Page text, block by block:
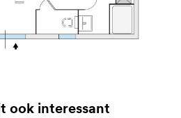
ook interessant